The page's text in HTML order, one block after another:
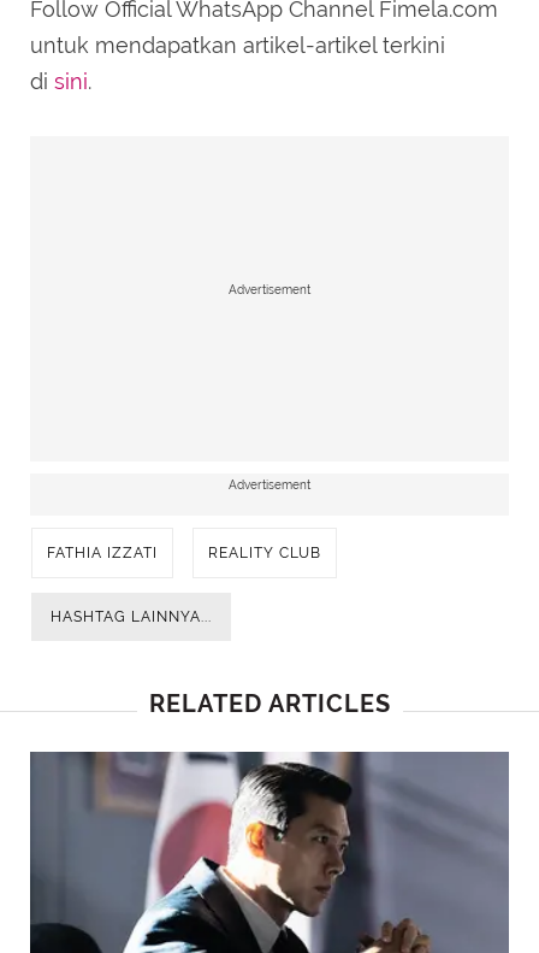
Follow Official WhatsApp Channel Fimela.com
untuk mendapatkan artikel-artikel terkini
di sini.
Advertisement
Advertisement
FATHIA IZZATI REALITY CLUB
HASHTAG LAINNYA...
RELATED ARTICLES